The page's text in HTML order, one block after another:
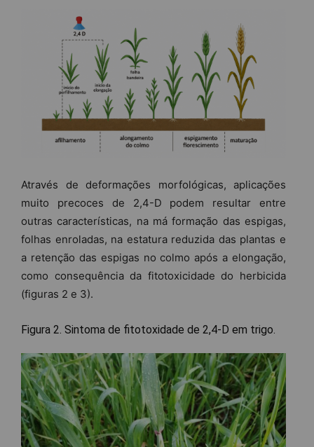
Através de deformações morfológicas, aplicações
muito precoces de 2,4-D podem resultar entre
outras características, na má formação das espigas,
folhas enroladas, na estatura reduzida das plantas e
a retenção das espigas no colmo após a elongação,
como consequência da fitotoxicidade do herbicida
(figuras 2 e 3).
Figura 2. Sintoma de fitotoxidade de 2,4-D em trigo.